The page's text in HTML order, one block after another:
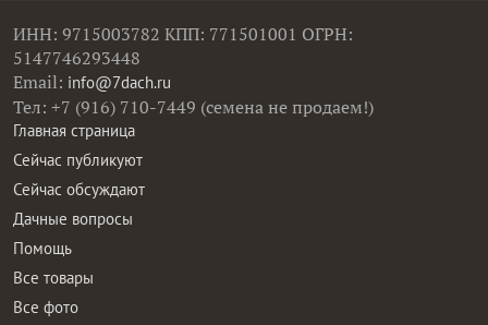
ИНН: 9715003782 КПП: 771501001 ОГРН:
5147746293448
Email: info@7dach.ru
Тел: +7 (916) 710-7449 (семена не продаем!)
Главная страница
Сейчас публикуют
Сейчас обсуждают
Дачные вопросы
Помощь
Все товары
Все фото